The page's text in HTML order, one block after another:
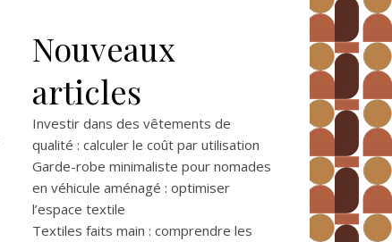
Nouveaux
articles
Investir dans des vêtements de
qualité : calculer le coût par utilisation
Garde-robe minimaliste pour nomades
en véhicule aménagé : optimiser
l’espace textile
Textiles faits main : comprendre les